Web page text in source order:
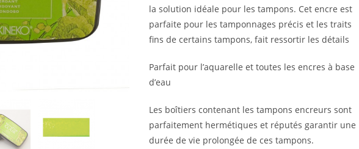
la solution idéale pour les tampons. Cet encre est
parfaite pour les tamponnages précis et les traits
fins de certains tampons, fait ressortir les détails
Parfait pour l’aquarelle et toutes les encres à base
d’eau
Les boîtiers contenant les tampons encreurs sont
parfaitement hermétiques et réputés garantir une
durée de vie prolongée de ces tampons.